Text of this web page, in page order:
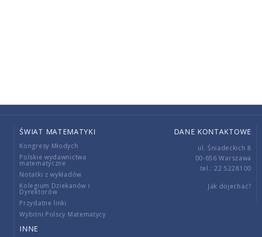
ŚWIAT MATEMATYKI
Kongresy Młodych
Polskie wydawnictwa
matematyczne
Notatki z wykładów
Kolegium Dziekanów i
Dyrektorów
Przydatne linki
Wybitni Polscy Matematycy
INNE
DANE KONTAKTOWE
ul. Śniadeckich 8
00-656 Warszawa
tel.: 22 5228100
Jak dojechać?